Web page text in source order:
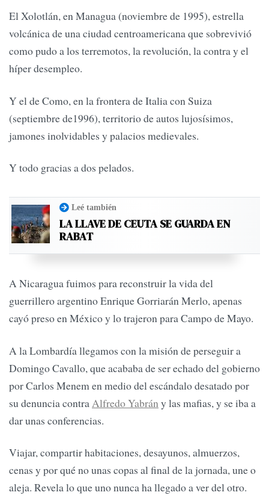
El Xolotlán, en Managua (noviembre de 1995), estrella
volcánica de una ciudad centroamericana que sobrevivió
como pudo a los terremotos, la revolución, la contra y el
híper desempleo.
Y el de Como, en la frontera de Italia con Suiza
(septiembre de1996), territorio de autos lujosísimos,
jamones inolvidables y palacios medievales.
Y todo gracias a dos pelados.
Leé también
LA LLAVE DE CEUTA SE GUARDA EN
RABAT
A Nicaragua fuimos para reconstruir la vida del
guerrillero argentino Enrique Gorriarán Merlo, apenas
cayó preso en México y lo trajeron para Campo de Mayo.
A la Lombardía llegamos con la misión de perseguir a
Domingo Cavallo, que acababa de ser echado del gobierno
por Carlos Menem en medio del escándalo desatado por
su denuncia contraAlfredo Yabrán y las mafias, y se iba a
dar unas conferencias.
Viajar, compartir habitaciones, desayunos, almuerzos,
cenas y por qué no unas copas al final de la jornada, une o
aleja. Revela lo que uno nunca ha llegado a ver del otro.